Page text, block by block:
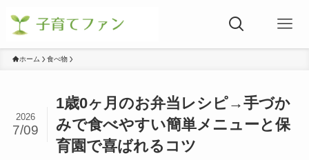
ホーム 食べ物
1歳0ヶ月のお弁当レシピ→手づか
みで食べやすい簡単メニューと保
育園で喜ばれるコツ
2026
7/09